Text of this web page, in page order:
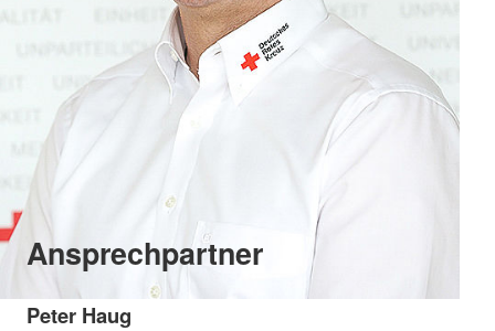
Ansprechpartner
Peter Haug